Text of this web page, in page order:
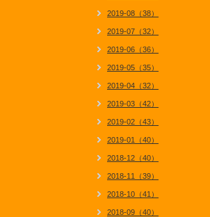
2019-08（38）
2019-07（32）
2019-06（36）
2019-05（35）
2019-04（32）
2019-03（42）
2019-02（43）
2019-01（40）
2018-12（40）
2018-11（39）
2018-10（41）
2018-09（40）